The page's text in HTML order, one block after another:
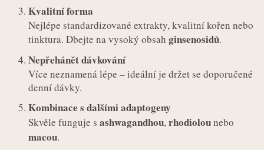
Kvalitní forma
Nejlépe standardizované extrakty, kvalitní kořen nebo
tinktura. Dbejte na vysoký obsah ginsenosidů.
Nepřehánět dávkování
Více neznamená lépe – ideální je držet se doporučené
denní dávky.
Kombinace s dalšími adaptogeny
Skvěle funguje s ashwagandhou,rhodiolounebo
macou.